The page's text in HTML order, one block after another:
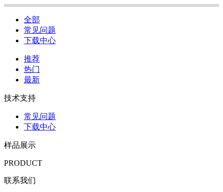
全部
常见问题
下载中心
推荐
热门
最新
技术支持
常见问题
下载中心
样品展示
PRODUCT
联系我们